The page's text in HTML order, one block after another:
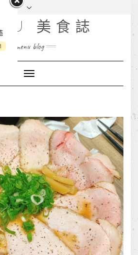
美食誌
menu blog
Toggle
Navigation